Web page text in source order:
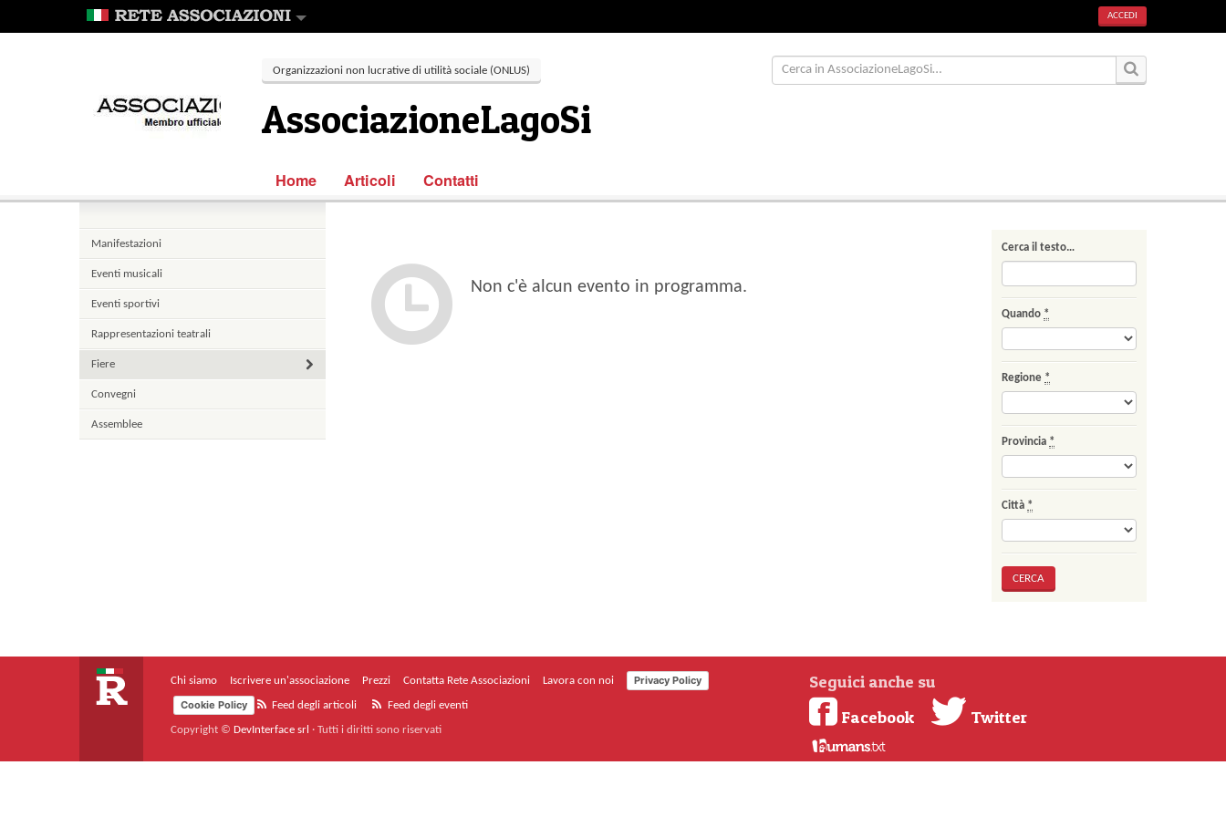
ACCEDI
Organizzazioni non lucrative di utilità sociale (ONLUS)
AssociazioneLagoSi
Home Articoli Contatti
Manifestazioni
Eventi musicali
Eventi sportivi
Rappresentazioni teatrali
Fiere
Convegni
Assemblee
Non c'è alcun evento in programma.
Cerca il testo…
Quando *
Regione *
Provincia *
Città *
Chi siamo Iscrivere un'associazione Prezzi Contatta Rete Associazioni Lavora con noi
Privacy Policy
Cookie Policy
Feed degli articoli Feed degli eventi
Copyright © DevInterface srl · Tutti i diritti sono riservati
Seguici anche su
Facebook
Twitter